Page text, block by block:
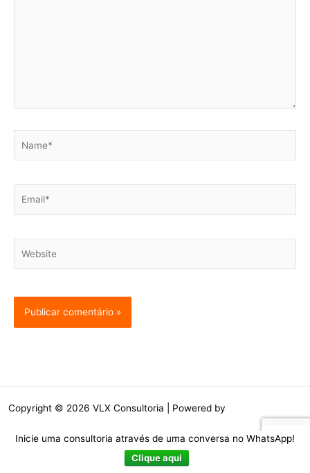
Copyright © 2026 VLX Consultoria | Powered by
Inicie uma consultoria através de uma conversa no WhatsApp!
Clique aqui